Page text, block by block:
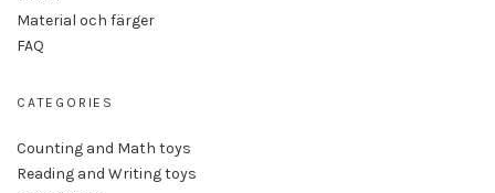
Material och färger
FAQ
CATEGORIES
Counting and Math toys
Reading and Writing toys